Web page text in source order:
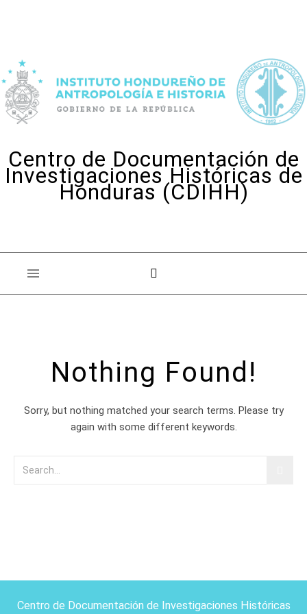
Centro de Documentación de
Investigaciones Históricas de
Honduras (CDIHH)
Nothing Found!
Sorry, but nothing matched your search terms. Please try
again with some different keywords.
Centro de Documentación de Investigaciones Históricas